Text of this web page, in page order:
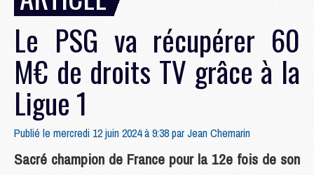
Le PSG va récupérer 60
M€ de droits TV grâce à la
Ligue 1
Publié le mercredi 12 juin 2024 à 9:38 parJean Chemarin
Sacré champion de France pour la 12e fois de son